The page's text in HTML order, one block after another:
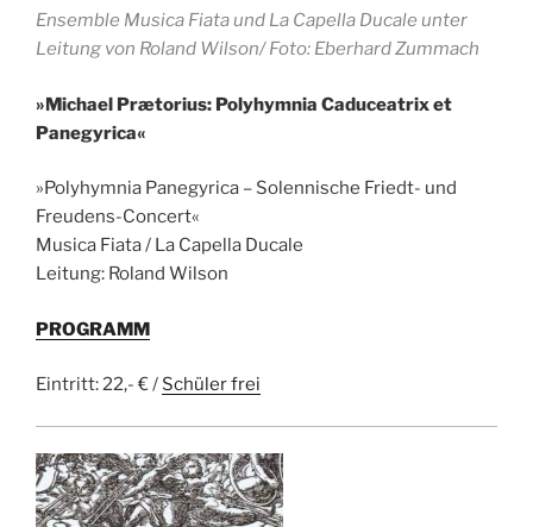
Ensemble Musica Fiata und La Capella Ducale unter
Leitung von Roland Wilson/ Foto: Eberhard Zummach
»Michael Prætorius: Polyhymnia Caduceatrix et
Panegyrica«
»Polyhymnia Panegyrica – Solennische Friedt- und
Freudens-Concert«
Musica Fiata / La Capella Ducale
Leitung: Roland Wilson
PROGRAMM
Eintritt: 22,- € / Schüler frei